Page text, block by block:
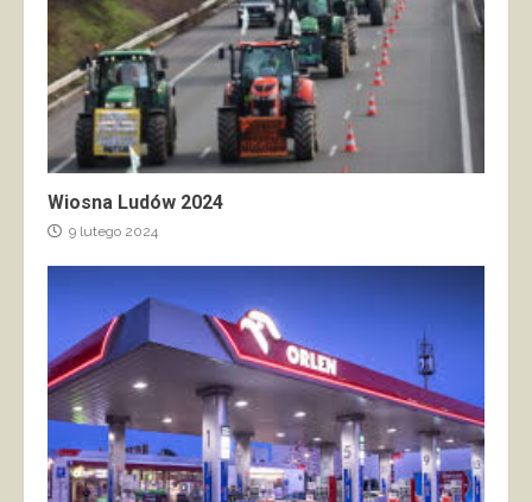
Wiosna Ludów 2024
9 lutego 2024